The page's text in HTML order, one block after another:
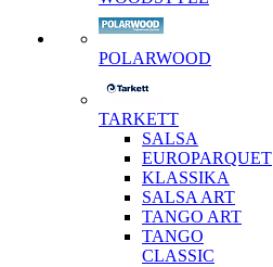
POLARWOOD
TARKETT
SALSA
EUROPARQUET
KLASSIKA
SALSA ART
TANGO ART
TANGO
CLASSIC